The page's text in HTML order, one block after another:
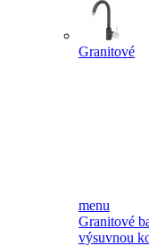
Granitové
menu
Granitové
výsuvnou